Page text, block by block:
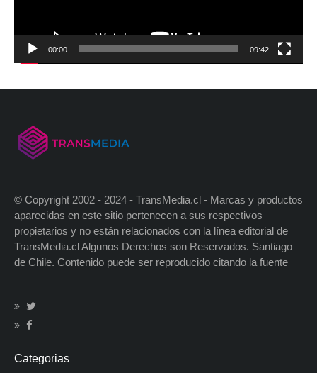
00:00 09:42
© Copyright 2002 - 2024 - TransMedia.cl - Marcas y productos
aparecidas en este sitio pertenecen a sus respectivos
propietarios y no están relacionados con la línea editorial de
TransMedia.cl Algunos Derechos son Reservados. Santiago
de Chile. Contenido puede ser reproducido citando la fuente
Categorias